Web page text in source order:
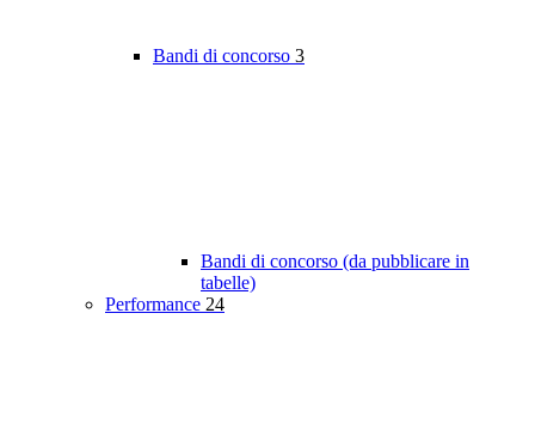
Bandi di concorso 3
Bandi di concorso (da pubblicare in
tabelle)
Performance 24